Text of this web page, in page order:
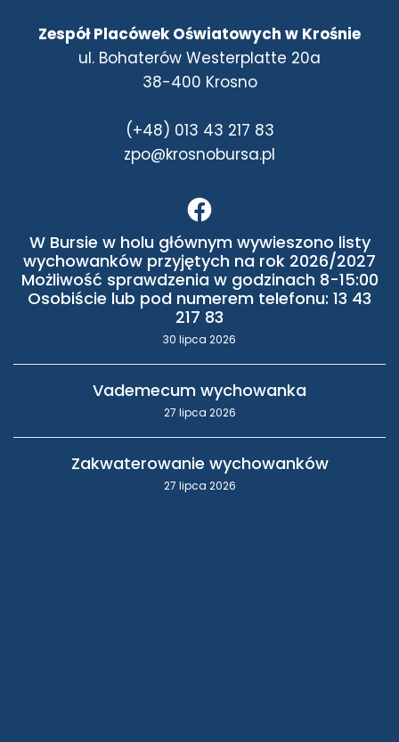
Zespół Placówek Oświatowych w Krośnie
ul. Bohaterów Westerplatte 20a
38-400 Krosno
(+48) 013 43 217 83
zpo@krosnobursa.pl
W Bursie w holu głównym wywieszono listy
wychowanków przyjętych na rok 2026/2027
Możliwość sprawdzenia w godzinach 8-15:00
Osobiście lub pod numerem telefonu: 13 43
217 83
30 lipca 2026
Vademecum wychowanka
27 lipca 2026
Zakwaterowanie wychowanków
27 lipca 2026